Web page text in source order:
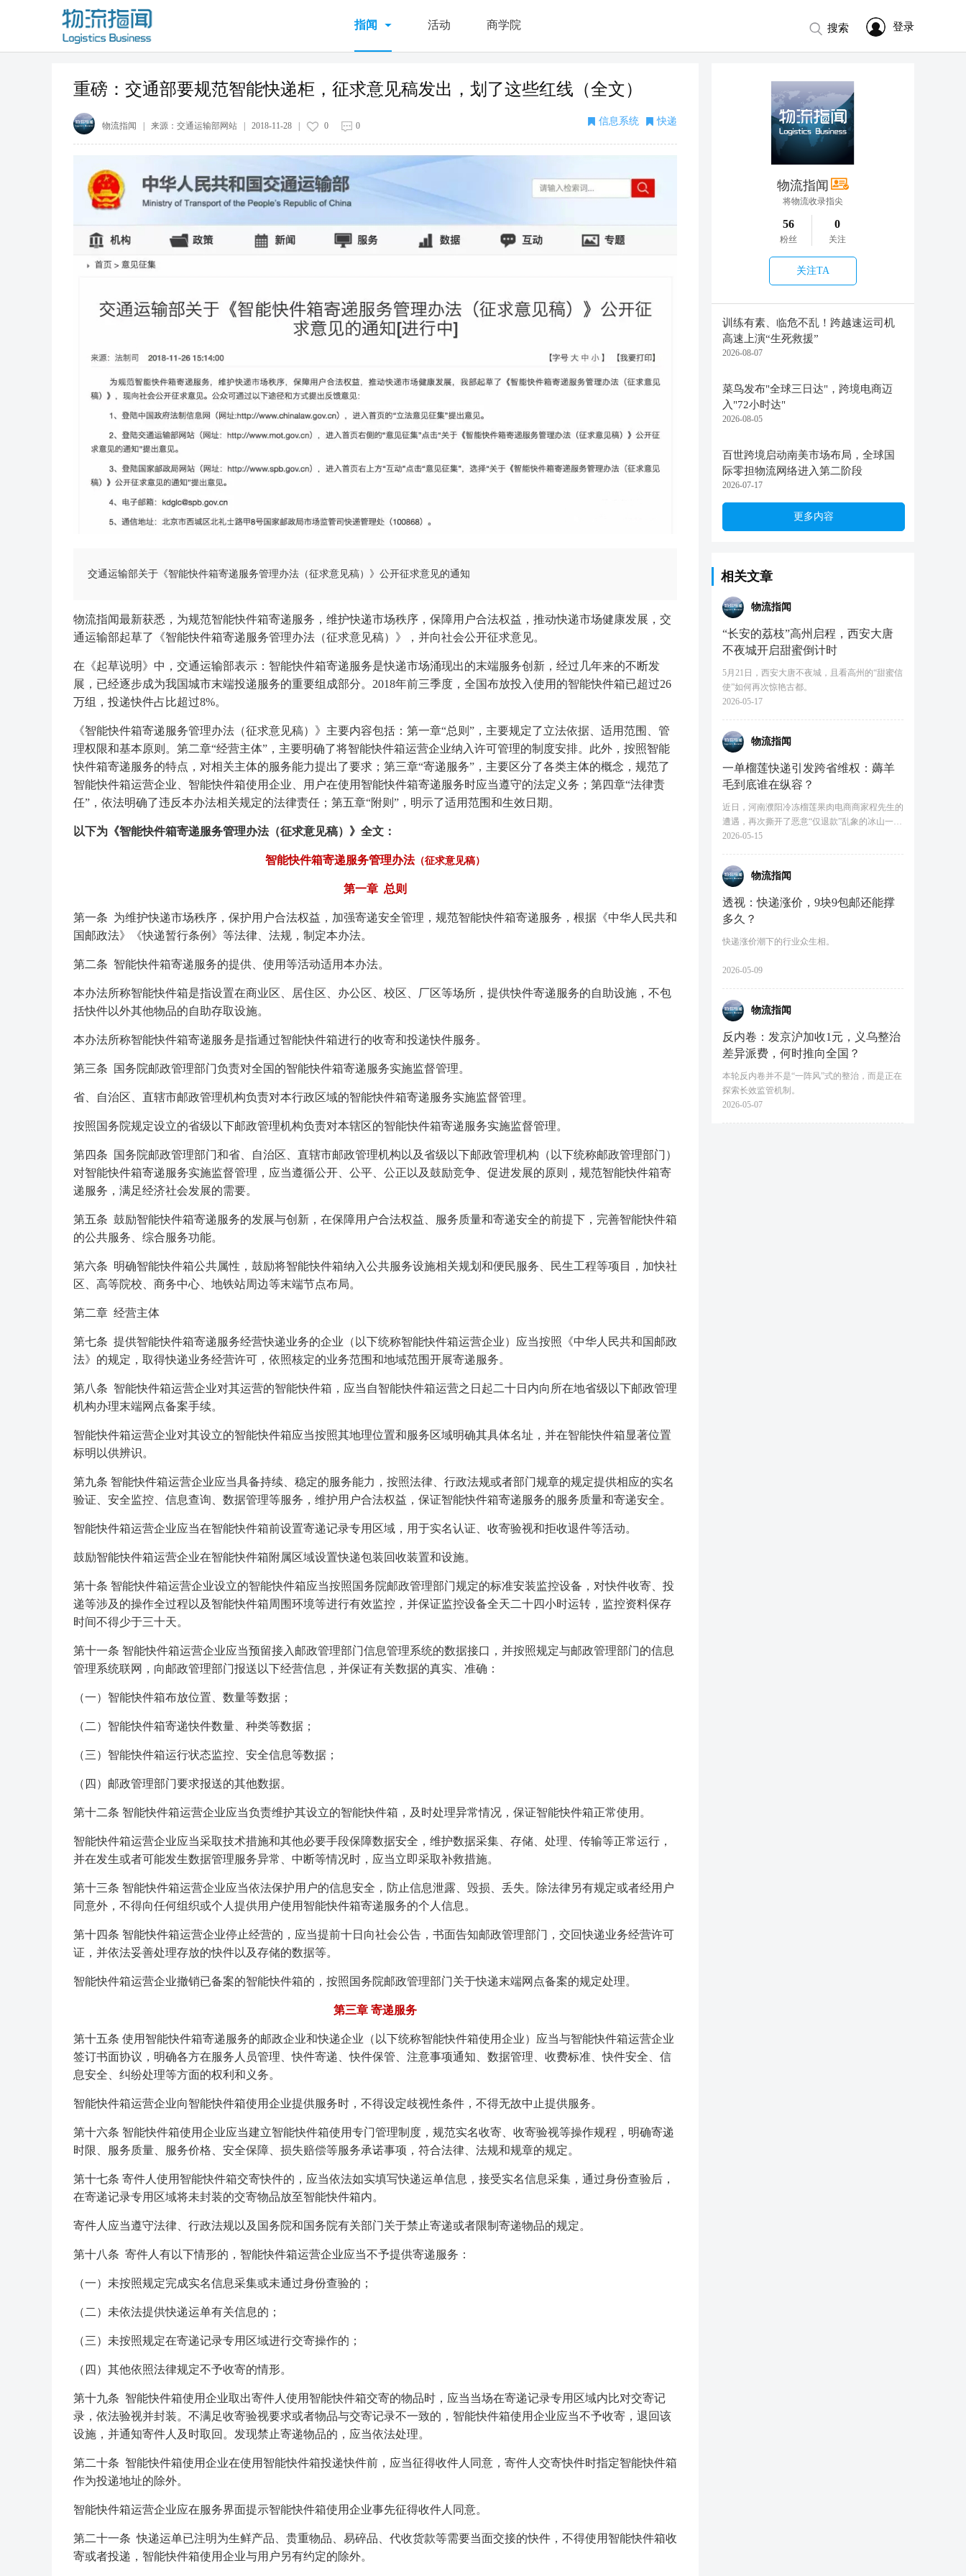
指闻 活动 商学院 登录
搜索
物流指闻
将物流收录指尖
56
粉丝
0
关注
关注TA
训练有素、临危不乱！跨越速运司机
高速上演“生死救援”
2026-08-07
菜鸟发布"全球三日达"，跨境电商迈
入"72小时达"
2026-08-05
百世跨境启动南美市场布局，全球国
际零担物流网络进入第二阶段
2026-07-17
更多内容
相关文章
物流指闻
“长安的荔枝”高州启程，西安大唐
不夜城开启甜蜜倒计时
5月21日，西安大唐不夜城，且看高州的“甜蜜信
使”如何再次惊艳古都。
2026-05-17
物流指闻
一单榴莲快递引发跨省维权：薅羊
毛到底谁在纵容？
近日，河南濮阳冷冻榴莲果肉电商商家程先生的
遭遇，再次撕开了恶意“仅退款”乱象的冰山一
角。
2026-05-15
物流指闻
透视：快递涨价，9块9包邮还能撑
多久？
快递涨价潮下的行业众生相。
2026-05-09
物流指闻
反内卷：发京沪加收1元，义乌整治
差异派费，何时推向全国？
本轮反内卷并不是“一阵风”式的整治，而是正在
探索长效监管机制。
2026-05-07
重磅：交通部要规范智能快递柜，征求意见稿发出，划了这些红线（全文）
物流指闻 | 来源： 交通运输部网站 2018-11-28 0 0 信息系统 快递
交通运输部关于《智能快件箱寄递服务管理办法（征求意见稿）》公开征求意见的通知
物流指闻最新获悉，为规范智能快件箱寄递服务，维护快递市场秩序，保障用户合法权益，推动快递市场健康发展，交
通运输部起草了《智能快件箱寄递服务管理办法（征求意见稿）》，并向社会公开征求意见。
在《起草说明》中，交通运输部表示：智能快件箱寄递服务是快递市场涌现出的末端服务创新，经过几年来的不断发
展，已经逐步成为我国城市末端投递服务的重要组成部分。2018年前三季度，全国布放投入使用的智能快件箱已超过26
万组，投递快件占比超过8%。
《智能快件箱寄递服务管理办法（征求意见稿）》主要内容包括：第一章“总则”，主要规定了立法依据、适用范围、管
理权限和基本原则。第二章“经营主体”，主要明确了将智能快件箱运营企业纳入许可管理的制度安排。此外，按照智能
快件箱寄递服务的特点，对相关主体的服务能力提出了要求；第三章“寄递服务”，主要区分了各类主体的概念，规范了
智能快件箱运营企业、智能快件箱使用企业、用户在使用智能快件箱寄递服务时应当遵守的法定义务；第四章“法律责
任”，依法明确了违反本办法相关规定的法律责任；第五章“附则”，明示了适用范围和生效日期。
以下为《智能快件箱寄递服务管理办法（征求意见稿）》全文：
智能快件箱寄递服务管理办法（征求意见稿）
第一章 总则
第一条 为维护快递市场秩序，保护用户合法权益，加强寄递安全管理，规范智能快件箱寄递服务，根据《中华人民共和
国邮政法》《快递暂行条例》等法律、法规，制定本办法。
第二条 智能快件箱寄递服务的提供、使用等活动适用本办法。
本办法所称智能快件箱是指设置在商业区、居住区、办公区、校区、厂区等场所，提供快件寄递服务的自助设施，不包
括快件以外其他物品的自助存取设施。
本办法所称智能快件箱寄递服务是指通过智能快件箱进行的收寄和投递快件服务。
第三条 国务院邮政管理部门负责对全国的智能快件箱寄递服务实施监督管理。
省、自治区、直辖市邮政管理机构负责对本行政区域的智能快件箱寄递服务实施监督管理。
按照国务院规定设立的省级以下邮政管理机构负责对本辖区的智能快件箱寄递服务实施监督管理。
第四条 国务院邮政管理部门和省、自治区、直辖市邮政管理机构以及省级以下邮政管理机构（以下统称邮政管理部门）
对智能快件箱寄递服务实施监督管理，应当遵循公开、公平、公正以及鼓励竞争、促进发展的原则，规范智能快件箱寄
递服务，满足经济社会发展的需要。
第五条 鼓励智能快件箱寄递服务的发展与创新，在保障用户合法权益、服务质量和寄递安全的前提下，完善智能快件箱
的公共服务、综合服务功能。
第六条 明确智能快件箱公共属性，鼓励将智能快件箱纳入公共服务设施相关规划和便民服务、民生工程等项目，加快社
区、高等院校、商务中心、地铁站周边等末端节点布局。
第二章 经营主体
第七条 提供智能快件箱寄递服务经营快递业务的企业（以下统称智能快件箱运营企业）应当按照《中华人民共和国邮政
法》的规定，取得快递业务经营许可，依照核定的业务范围和地域范围开展寄递服务。
第八条 智能快件箱运营企业对其运营的智能快件箱，应当自智能快件箱运营之日起二十日内向所在地省级以下邮政管理
机构办理末端网点备案手续。
智能快件箱运营企业对其设立的智能快件箱应当按照其地理位置和服务区域明确其具体名址，并在智能快件箱显著位置
标明以供辨识。
第九条 智能快件箱运营企业应当具备持续、稳定的服务能力，按照法律、行政法规或者部门规章的规定提供相应的实名
验证、安全监控、信息查询、数据管理等服务，维护用户合法权益，保证智能快件箱寄递服务的服务质量和寄递安全。
智能快件箱运营企业应当在智能快件箱前设置寄递记录专用区域，用于实名认证、收寄验视和拒收退件等活动。
鼓励智能快件箱运营企业在智能快件箱附属区域设置快递包装回收装置和设施。
第十条 智能快件箱运营企业设立的智能快件箱应当按照国务院邮政管理部门规定的标准安装监控设备，对快件收寄、投
递等涉及的操作全过程以及智能快件箱周围环境等进行有效监控，并保证监控设备全天二十四小时运转，监控资料保存
时间不得少于三十天。
第十一条 智能快件箱运营企业应当预留接入邮政管理部门信息管理系统的数据接口，并按照规定与邮政管理部门的信息
管理系统联网，向邮政管理部门报送以下经营信息，并保证有关数据的真实、准确：
（一）智能快件箱布放位置、数量等数据；
（二）智能快件箱寄递快件数量、种类等数据；
（三）智能快件箱运行状态监控、安全信息等数据；
（四）邮政管理部门要求报送的其他数据。
第十二条 智能快件箱运营企业应当负责维护其设立的智能快件箱，及时处理异常情况，保证智能快件箱正常使用。
智能快件箱运营企业应当采取技术措施和其他必要手段保障数据安全，维护数据采集、存储、处理、传输等正常运行，
并在发生或者可能发生数据管理服务异常、中断等情况时，应当立即采取补救措施。
第十三条 智能快件箱运营企业应当依法保护用户的信息安全，防止信息泄露、毁损、丢失。除法律另有规定或者经用户
同意外，不得向任何组织或个人提供用户使用智能快件箱寄递服务的个人信息。
第十四条 智能快件箱运营企业停止经营的，应当提前十日向社会公告，书面告知邮政管理部门，交回快递业务经营许可
证，并依法妥善处理存放的快件以及存储的数据等。
智能快件箱运营企业撤销已备案的智能快件箱的，按照国务院邮政管理部门关于快递末端网点备案的规定处理。
第三章 寄递服务
第十五条 使用智能快件箱寄递服务的邮政企业和快递企业（以下统称智能快件箱使用企业）应当与智能快件箱运营企业
签订书面协议，明确各方在服务人员管理、快件寄递、快件保管、注意事项通知、数据管理、收费标准、快件安全、信
息安全、纠纷处理等方面的权利和义务。
智能快件箱运营企业向智能快件箱使用企业提供服务时，不得设定歧视性条件，不得无故中止提供服务。
第十六条 智能快件箱使用企业应当建立智能快件箱使用专门管理制度，规范实名收寄、收寄验视等操作规程，明确寄递
时限、服务质量、服务价格、安全保障、损失赔偿等服务承诺事项，符合法律、法规和规章的规定。
第十七条 寄件人使用智能快件箱交寄快件的，应当依法如实填写快递运单信息，接受实名信息采集，通过身份查验后，
在寄递记录专用区域将未封装的交寄物品放至智能快件箱内。
寄件人应当遵守法律、行政法规以及国务院和国务院有关部门关于禁止寄递或者限制寄递物品的规定。
第十八条 寄件人有以下情形的，智能快件箱运营企业应当不予提供寄递服务：
（一）未按照规定完成实名信息采集或未通过身份查验的；
（二）未依法提供快递运单有关信息的；
（三）未按照规定在寄递记录专用区域进行交寄操作的；
（四）其他依照法律规定不予收寄的情形。
第十九条 智能快件箱使用企业取出寄件人使用智能快件箱交寄的物品时，应当当场在寄递记录专用区域内比对交寄记
录，依法验视并封装。不满足收寄验视要求或者物品与交寄记录不一致的，智能快件箱使用企业应当不予收寄，退回该
设施，并通知寄件人及时取回。发现禁止寄递物品的，应当依法处理。
第二十条 智能快件箱使用企业在使用智能快件箱投递快件前，应当征得收件人同意，寄件人交寄快件时指定智能快件箱
作为投递地址的除外。
智能快件箱运营企业应在服务界面提示智能快件箱使用企业事先征得收件人同意。
第二十一条 快递运单已注明为生鲜产品、贵重物品、易碎品、代收货款等需要当面交接的快件，不得使用智能快件箱收
寄或者投递，智能快件箱使用企业与用户另有约定的除外。